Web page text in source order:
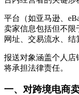
平台（如亚马逊、
卖家信息包括但不限
网址、交易流水、结
报送对象涵盖个人店
将承担法律责任。
一、对跨境电商